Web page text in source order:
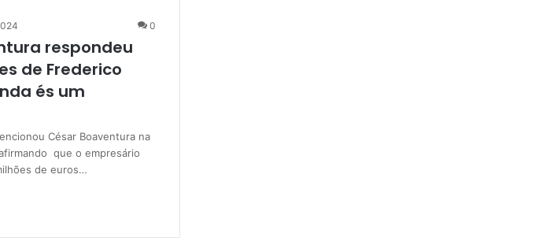
0
respondeu
de Frederico
és um
César Boaventura na
que o empresário
de euros…